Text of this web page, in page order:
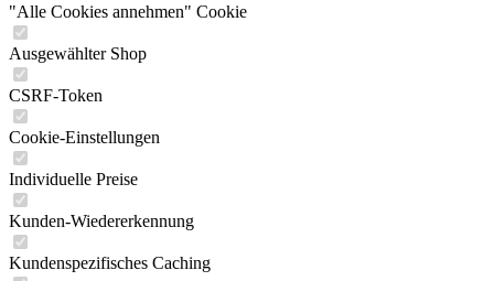
"Alle Cookies annehmen" Cookie
Ausgewählter Shop
CSRF-Token
Cookie-Einstellungen
Individuelle Preise
Kunden-Wiedererkennung
Kundenspezifisches Caching